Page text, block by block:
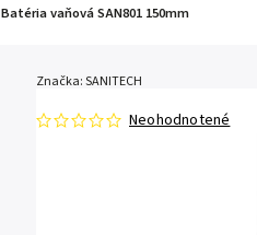
Batéria vaňová SAN801 150mm
Neohodnotené
Značka:SANITECH